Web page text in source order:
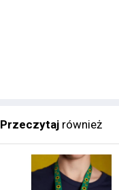
Przeczytaj również